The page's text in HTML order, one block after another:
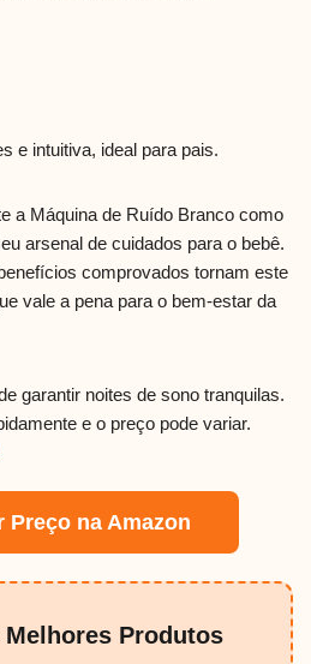
e intuitiva, ideal para pais.
a Máquina de Ruído Branco como
arsenal de cuidados para o bebê.
comprovados tornam este
vale a pena para o bem-estar da
garantir noites de sono tranquilas.
e o preço pode variar.
Preço na Amazon
Produtos